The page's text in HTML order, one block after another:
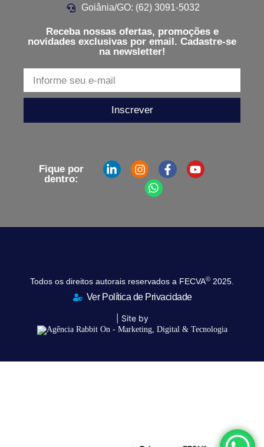
Goiânia/GO: (62) 3091-5032
Receba nossas ofertas, promoções e
novidades exclusivas por email. Cadastre-se
na newsletter!
Inscrever
Fique por
dentro:
Todos os direitos autorais reservados a FECVA© 2025.
Ver Política de Privacidade
| Site by